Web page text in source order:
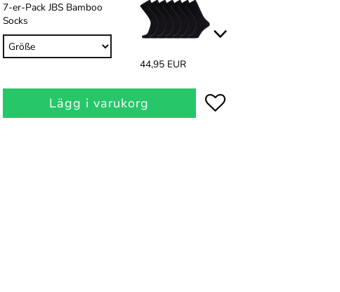
7-er-Pack JBS Bamboo
Socks
44,95 EUR
Lägg i varukorg